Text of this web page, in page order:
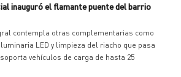
inauguró el flamante puente del barrio
contempla otras complementarias como
LED y limpieza del riacho que pasa
vehículos de carga de hasta 25